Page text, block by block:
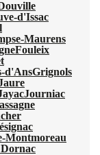
d'Issac
Maurens
Fouleix
d'AnsGrignols
Journiac
Montmoreau